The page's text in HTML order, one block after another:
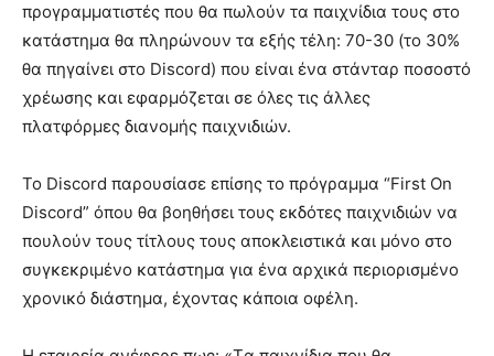
προγραμματιστές που θα πωλούν τα παιχνίδια τους στο
κατάστημα θα πληρώνουν τα εξής τέλη: 70-30 (το 30%
θα πηγαίνει στο Discord) που είναι ένα στάνταρ ποσοστό
χρέωσης και εφαρμόζεται σε όλες τις άλλες
πλατφόρμες διανομής παιχνιδιών.
Το Discord παρουσίασε επίσης το πρόγραμμα “First On
Discord” όπου θα βοηθήσει τους εκδότες παιχνιδιών να
πουλούν τους τίτλους τους αποκλειστικά και μόνο στο
συγκεκριμένο κατάστημα για ένα αρχικά περιορισμένο
χρονικό διάστημα, έχοντας κάποια οφέλη.